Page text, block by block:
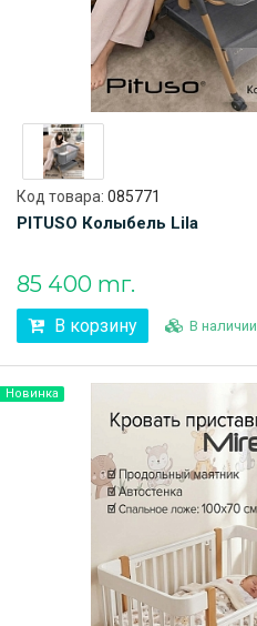
Код товара: 085771
PITUSO Колыбель Lila
85 400 тг.
В корзину В наличии
Новинка